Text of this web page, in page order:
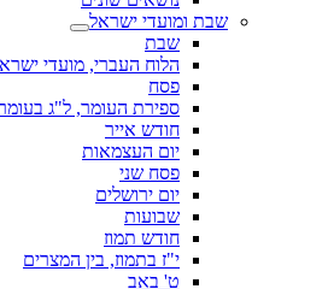
שבת ומועדי ישראל
שבת
הלוח העברי, מועדי
פסח
ספירת העומר, ל"ג
חודש אייר
יום העצמאות
פסח שני
יום ירושלים
שבועות
חודש תמוז
י"ז בתמוז, בין המצרים
ט' באב